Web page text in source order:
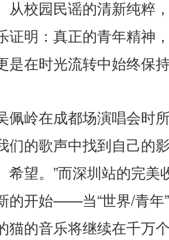
从校园民谣的清新纯粹
证明：真正的青年精神
是在时光流转中始终保
佩岭在成都场演唱会时
们的歌声中找到自己的
希望。 ”而深圳站的完美
的开始——当“世界/青年”
猫的音乐将继续在千万